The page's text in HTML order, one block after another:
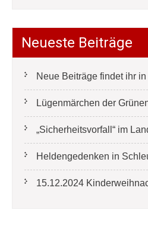
Neueste Beiträge
Neue Beiträge findet ihr
Lügenmärchen der
„Sicherheitsvorfall“ im
Heldengedenken in
15.12.2024